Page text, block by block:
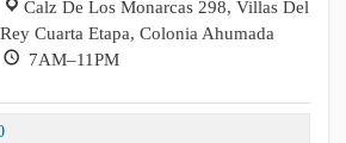
Calz De Los Monarcas 298, Villas Del
Rey Cuarta Etapa, Colonia Ahumada
7AM–11PM